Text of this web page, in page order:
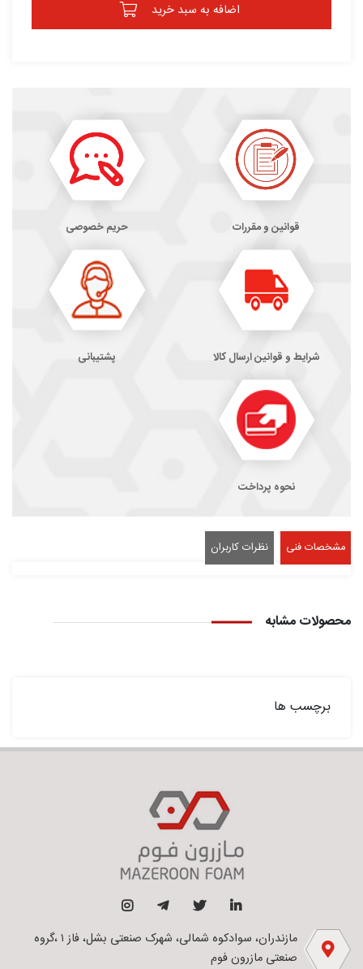
اضافه به سبد خرید
قوانین و مقررات حریم خصوصی
شرایط و قوانین ارسال کالا پشتیبانی
نحوه پرداخت
مشخصات فنی نظرات کاربران
محصولات مشابه
برچسب ها
مازندران، سوادکوه شمالی، شهرک صنعتی بشل، فاز ۱ ،گروه
صنعتی مازرون فوم